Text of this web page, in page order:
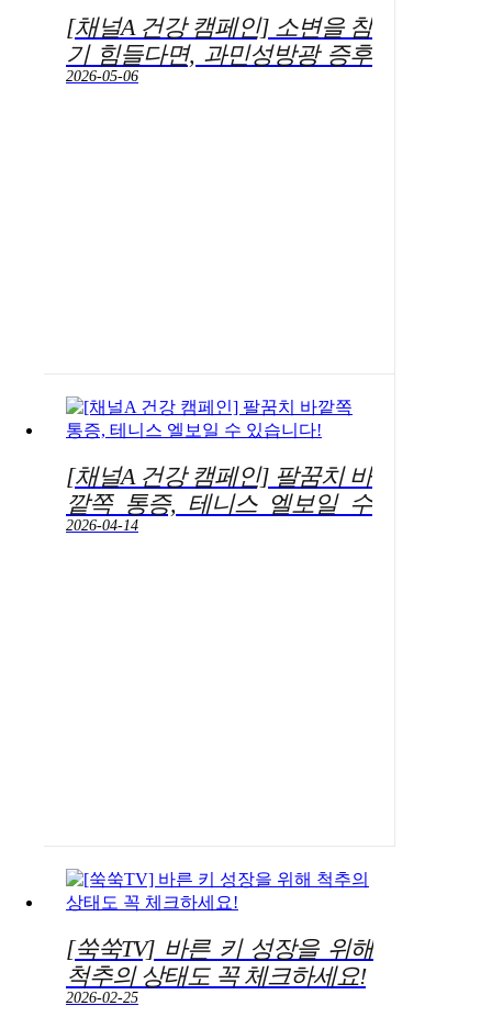
[채널A 건강 캠페인] 소변을 참
기 힘들다면, 과민성방광 증후
군을 의심해 보세요!
2026-05-06
[채널A 건강 캠페인] 팔꿈치 바
깥쪽 통증, 테니스 엘보일 수
있습니다!
2026-04-14
[쑥쑥TV] 바른 키 성장을 위해
척추의 상태도 꼭 체크하세요!
2026-02-25